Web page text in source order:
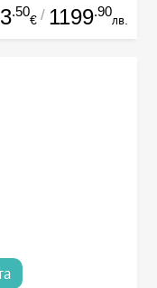
.50
€ / 1199.90
лв.